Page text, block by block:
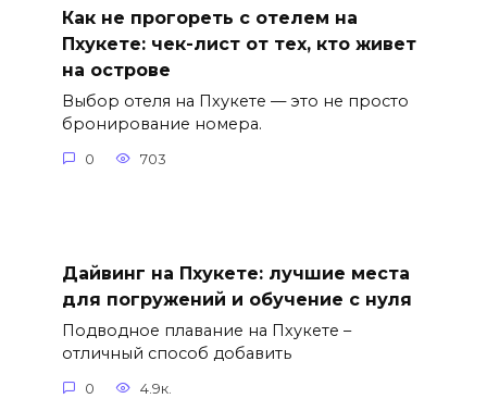
Как не прогореть с отелем на
Пхукете: чек-лист от тех, кто живет
на острове
Выбор отеля на Пхукете — это не просто
бронирование номера.
0 703
Дайвинг на Пхукете: лучшие места
для погружений и обучение с нуля
Подводное плавание на Пхукете –
отличный способ добавить
0 4.9к.